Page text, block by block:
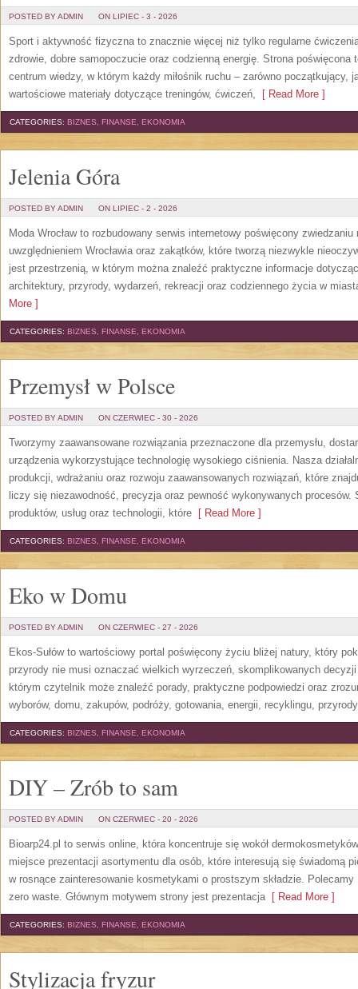
POSTED BY ADMIN ON LIPIEC - 3 - 2026
Sport i aktywność fizyczna to znacznie więcej niż tylko regularne
zdrowie, dobre samopoczucie oraz codzienną energię. Strona poświęcona
centrum wiedzy, w którym każdy miłośnik ruchu – zarówno początkujący,
wartościowe materiały dotyczące treningów, ćwiczeń, [ Read More ]
CATEGORIES: BIZNES, FINANSE, EKONOMIA
Jelenia Góra
POSTED BY ADMIN ON LIPIEC - 2 - 2026
Moda Wrocław to rozbudowany serwis internetowy poświęcony
uwzględnieniem Wrocławia oraz zakątków, które tworzą niezwykle
jest przestrzenią, w którym można znaleźć praktyczne informacje
architektury, przyrody, wydarzeń, rekreacji oraz codziennego życia w
More ]
CATEGORIES: BIZNES, FINANSE, EKONOMIA
Przemysł w Polsce
POSTED BY ADMIN ON CZERWIEC - 30 - 2026
Tworzymy zaawansowane rozwiązania przeznaczone dla przemysłu,
urządzenia wykorzystujące technologię wysokiego ciśnienia. Nasza
produkcji, wdrażaniu oraz rozwoju zaawansowanych rozwiązań, które
liczy się niezawodność, precyzja oraz pewność wykonywanych procesów.
produktów, usług oraz technologii, które [ Read More ]
CATEGORIES: BIZNES, FINANSE, EKONOMIA
Eko w Domu
POSTED BY ADMIN ON CZERWIEC - 27 - 2026
Ekos-Sułów to wartościowy portal poświęcony życiu bliżej natury, który
przyrody nie musi oznaczać wielkich wyrzeczeń, skomplikowanych
którym czytelnik może znaleźć porady, praktyczne podpowiedzi oraz
wyborów, domu, zakupów, podróży, gotowania, energii, recyklingu,
CATEGORIES: BIZNES, FINANSE, EKONOMIA
DIY – Zrób to sam
POSTED BY ADMIN ON CZERWIEC - 20 - 2026
Bioarp24.pl to serwis online, która koncentruje się wokół
miejsce prezentacji asortymentu dla osób, które interesują się świadomą
w rosnące zainteresowanie kosmetykami o prostszym składzie. Polecamy
zero waste. Głównym motywem strony jest prezentacja[ Read More ]
CATEGORIES: BIZNES, FINANSE, EKONOMIA
Stylizacja fryzur